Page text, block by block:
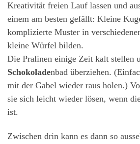
Kreativität freien Lauf lassen und
einem am besten gefällt: Kleine
komplizierte Muster in
kleine Würfel bilden.
Die Pralinen einige Zeit kalt stellen
Schokoladenbad überziehen.
mit der Gabel wieder raus holen.)
sie sich leicht wieder lösen, wenn
ist.
Zwischen drin kann es dann so